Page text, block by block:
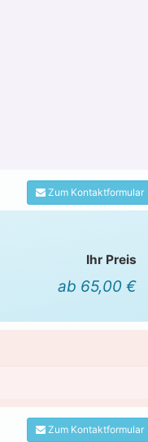
Zum Kontaktformular
Ihr Preis
ab 65,00 €
Zum Kontaktformular